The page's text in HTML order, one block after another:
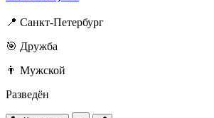
📍 Санкт-Петербург
🎯 Дружба
👨 Мужской
Разведён